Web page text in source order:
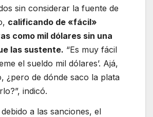
sin considerar la fuente de
calificando de «fácil»
como mil dólares sin una
las sustente. “Es muy fácil
el sueldo mil dólares’. Ajá,
¿pero de dónde saco la plata
indicó.
a las sanciones, el